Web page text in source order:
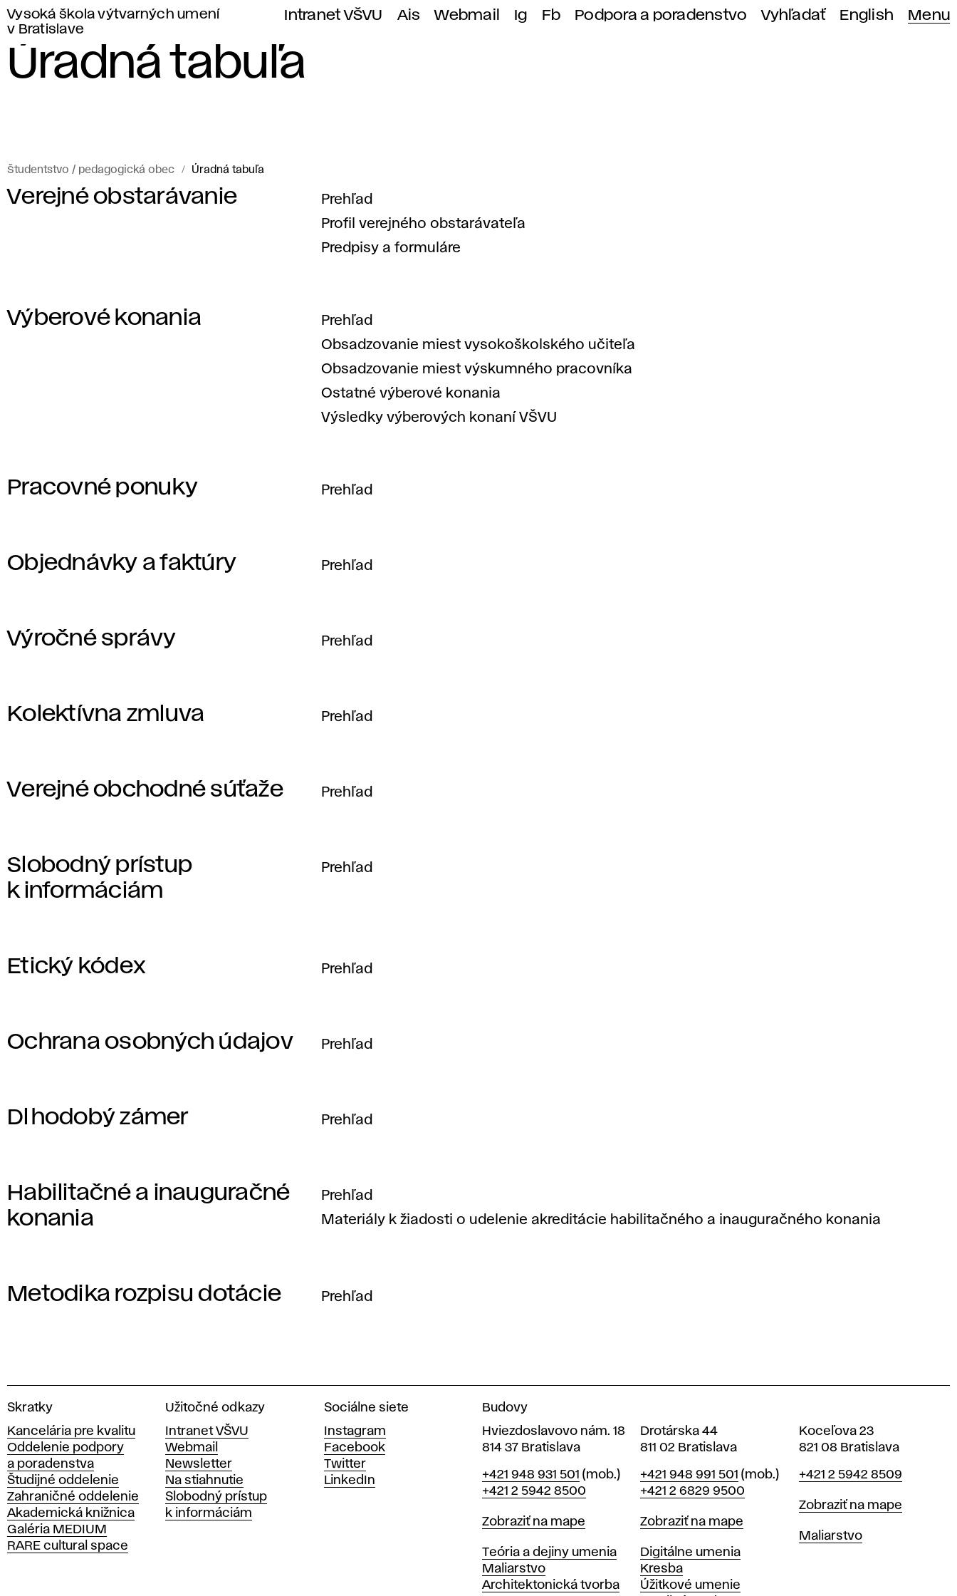
Vysoká škola výtvarných umení
v Bratislave
Intranet VŠVU Ais Webmail Ig Fb Podpora a poradenstvo Vyhľadať English Menu
Úradná tabuľa
Študentstvo / pedagogická obec Úradná tabuľa
Ú
r
d
n
á
b
ľ
Verejne
prístupné
informácie
Verejné obstarávanie
Prehľad
Profil verejného obstarávateľa
Predpisy a formuláre
Výberové konania
Prehľad
Obsadzovanie miest vysokoškolského učiteľa
Obsadzovanie miest výskumného pracovníka
Ostatné výberové konania
Výsledky výberových konaní VŠVU
Pracovné ponuky Prehľad
Objednávky a faktúry Prehľad
Výročné správy Prehľad
Kolektívna zmluva Prehľad
Verejné obchodné súťaže Prehľad
Slobodný prístup
k informáciám
Prehľad
Etický kódex Prehľad
Ochrana osobných údajov Prehľad
Dlhodobý zámer Prehľad
Habilitačné a inauguračné
konania
Prehľad
Materiály k žiadosti o udelenie akreditácie habilitačného a inauguračného konania
Metodika rozpisu dotácie Prehľad
V
s
o
k
á
š
k
o
l
Skratky
Kancelária pre kvalitu
Oddelenie podpory
a poradenstva
Študijné oddelenie
Zahraničné oddelenie
Akademická knižnica
Galéria MEDIUM
RARE cultural space
Užitočné odkazy
Intranet VŠVU
Webmail
Newsletter
Na stiahnutie
Slobodný prístup
k informáciám
Sociálne siete
Instagram
Facebook
Twitter
LinkedIn
Budovy
Hviezdoslavovo nám. 18
814 37 Bratislava
Telefón
+421 948 931 501 (mob.)
+421 2 5942 8500
Mapa
Zobraziť na mape
Katedry
Teória a dejiny umenia
Maliarstvo
Architektonická tvorba
Drotárska 44
811 02 Bratislava
Telefón
+421 948 991 501 (mob.)
+421 2 6829 9500
Mapa
Zobraziť na mape
Katedry
Digitálne umenia
Kresba
Úžitkové umenie
Koceľova 23
821 08 Bratislava
Telefón
+421 2 5942 8509
Mapa
Zobraziť na mape
Katedry
Maliarstvo